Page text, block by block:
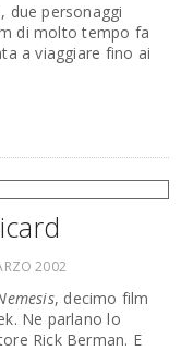
due personaggi
di molto tempo fa
a viaggiare fino ai
2002
, decimo film
Ne parlano lo
Rick Berman. E